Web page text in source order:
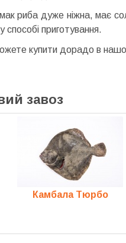
риба дуже ніжна, має
способі приготування.
купити дорадо в
завоз
Камбала Тюрбо